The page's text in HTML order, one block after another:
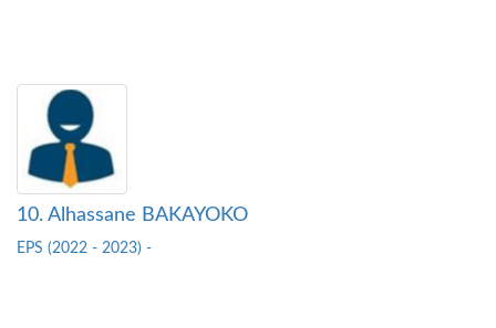
10. Alhassane BAKAYOKO
EPS (2022 - 2023) -